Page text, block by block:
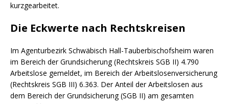
kurzgearbeitet.
Die Eckwerte nach Rechtskreisen
Im Agenturbezirk Schwäbisch Hall-Tauberbischofsheim waren
im Bereich der Grundsicherung (Rechtskreis SGB II) 4.790
Arbeitslose gemeldet, im Bereich der Arbeitslosenversicherung
(Rechtskreis SGB III) 6.363. Der Anteil der Arbeitslosen aus
dem Bereich der Grundsicherung (SGB II) am gesamten